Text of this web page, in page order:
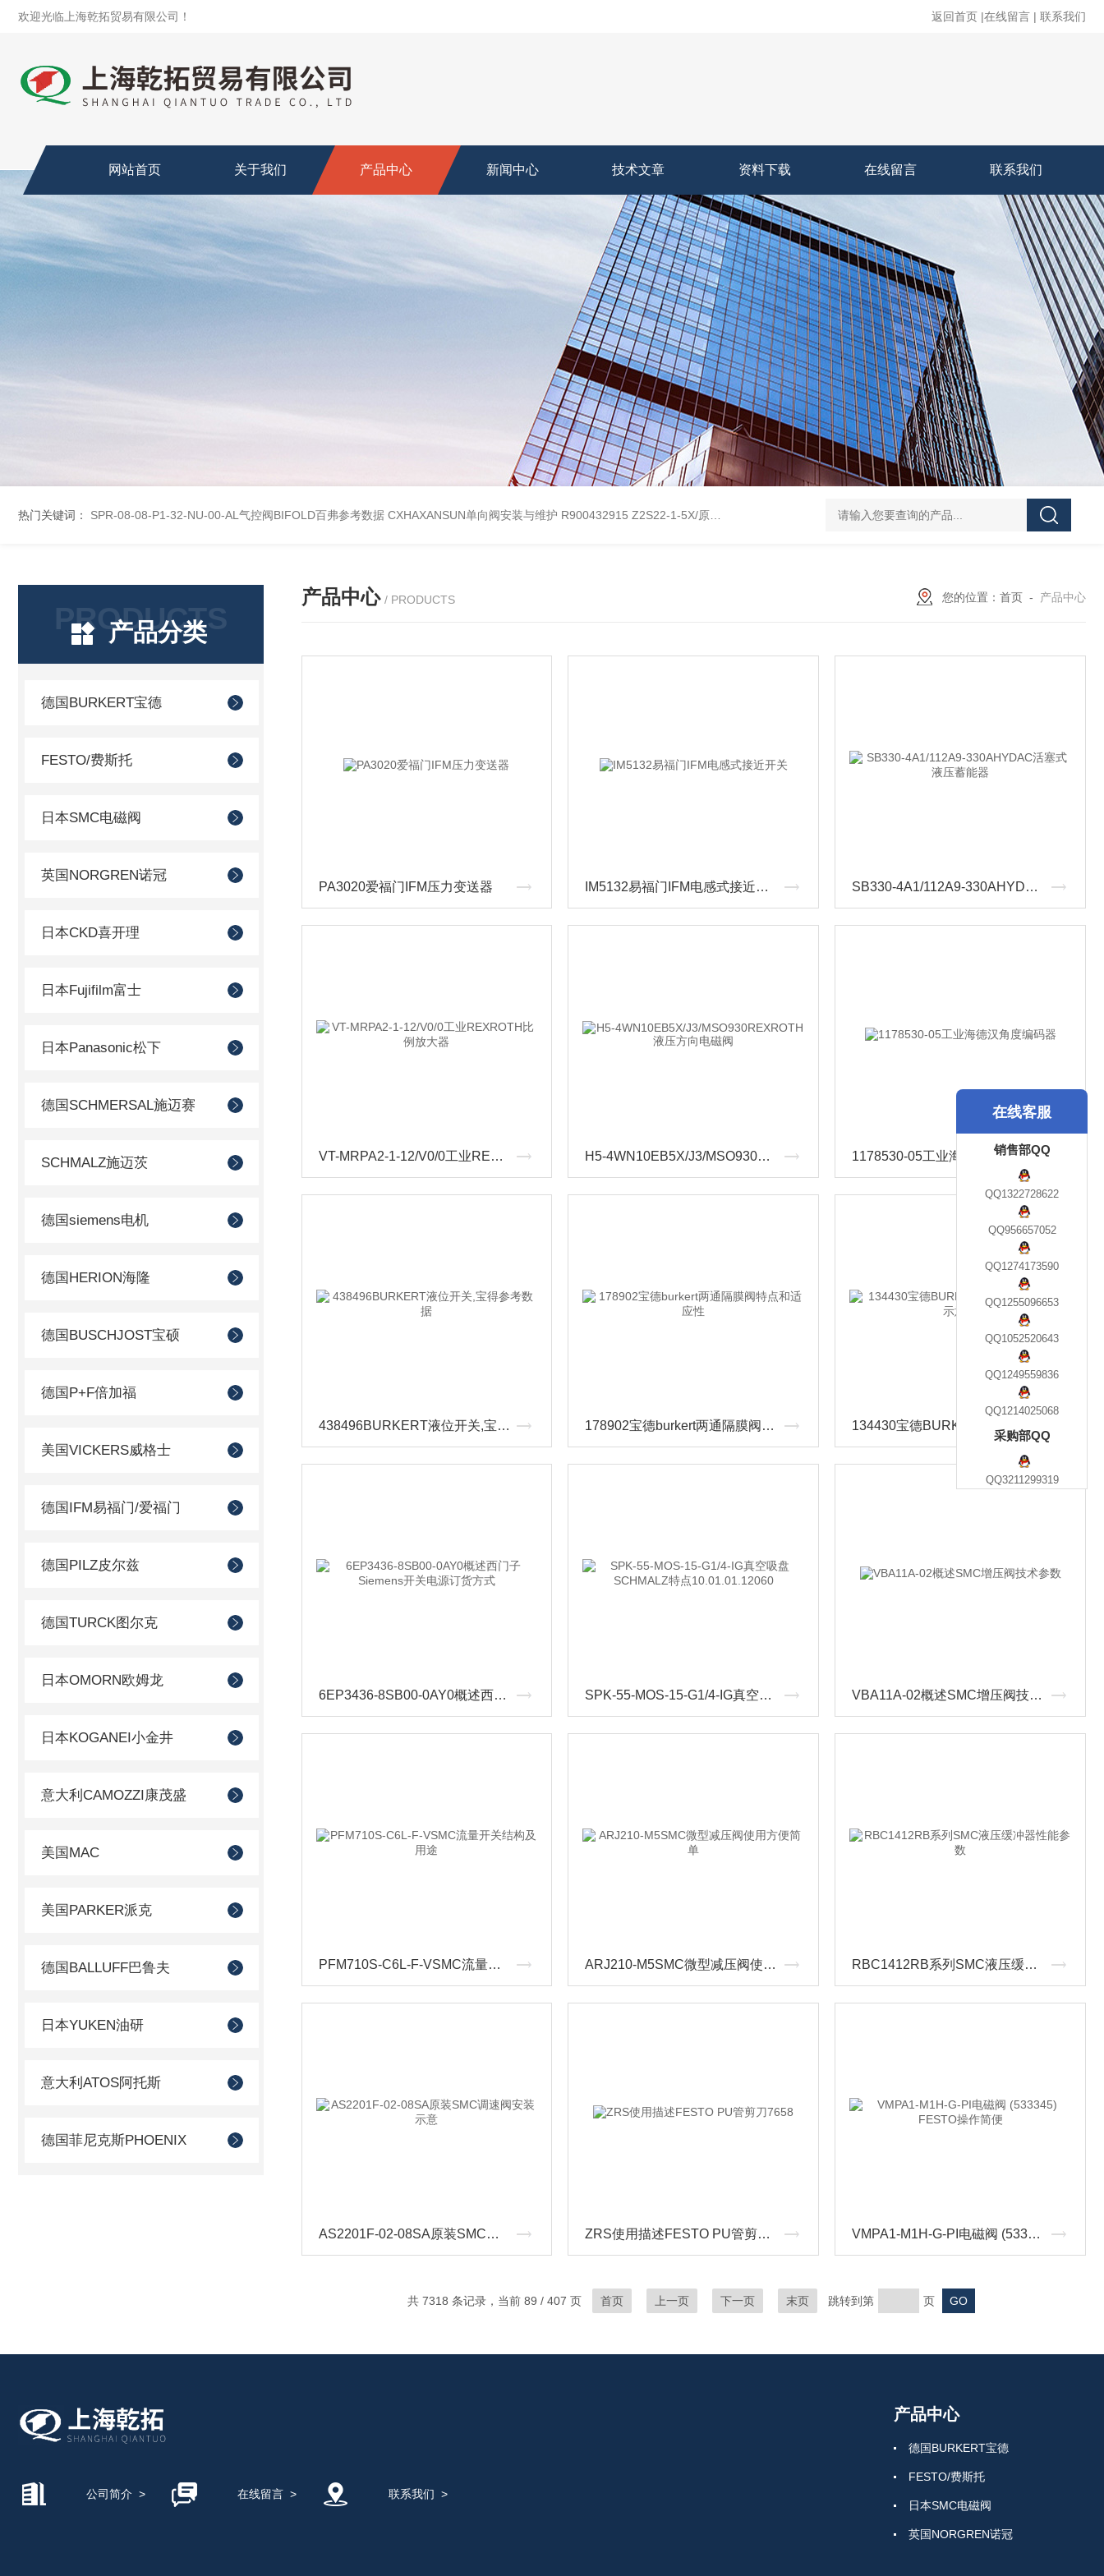
欢迎光临上海乾拓贸易有限公司！ 返回首页 |在线留言 | 联系我们
网站首页 关于我们 产品中心 新闻中心 技术文章 资料下载 在线留言 联系我们
热门关键词： SPR-08-08-P1-32-NU-00-AL气控阀BIFOLD百弗参考数据 CXHAXANSUN单向阀安装与维护 R900432915 Z2S22-1-5X/原装产品REXROTH叠加式单向阀 UPF1S-CL-12-B-W-20-EN424威格士
PRODUCTS
产品分类
德国BURKERT宝德
FESTO/费斯托
日本SMC电磁阀
英国NORGREN诺冠
日本CKD喜开理
日本Fujifilm富士
日本Panasonic松下
德国SCHMERSAL施迈赛
SCHMALZ施迈茨
德国siemens电机
德国HERION海隆
德国BUSCHJOST宝硕
德国P+F倍加福
美国VICKERS威格士
德国IFM易福门/爱福门
德国PILZ皮尔兹
德国TURCK图尔克
日本OMORN欧姆龙
日本KOGANEI小金井
意大利CAMOZZI康茂盛
美国MAC
美国PARKER派克
德国BALLUFF巴鲁夫
日本YUKEN油研
意大利ATOS阿托斯
德国菲尼克斯PHOENIX
德珂斯TUNKERS
德国WAGO万可模块
产品中心 / PRODUCTS 您的位置： 首页 - 产品中心
PA3020爱福门IFM压力变送器 IM5132易福门IFM电感式接近开关 SB330-4A1/112A9-330AHYDAC活塞式液压蓄能器
VT-MRPA2-1-12/V0/0工业REXROTH比例放大器 H5-4WN10EB5X/J3/MSO930REXROTH液压方向电磁阀 1178530-05工业海德汉角度编码器
438496BURKERT液位开关,宝得参考数据 178902宝德burkert两通隔膜阀特点和适应性
6EP3436-8SB00-0AY0概述西门子Siemens开关电源订货方式 SPK-55-MOS-15-G1/4-IG真空吸盘SCHMALZ特点10.01.01.12060 VBA11A-02概述SMC增压阀技术参数
PFM710S-C6L-F-VSMC流量开关结构及用途 ARJ210-M5SMC微型减压阀使用方便简单 RBC1412RB系列SMC液压缓冲器性能参数
AS2201F-02-08SA原装SMC调速阀安装示意 ZRS使用描述FESTO PU管剪刀7658 VMPA1-M1H-G-PI电磁阀 (533345) FESTO操作简便
共 7318 条记录，当前 89 / 407 页 首页 上一页 下一页 末页 跳转到第 页
公司简介 > 在线留言 > 联系我们 >
产品中心
德国BURKERT宝德
FESTO/费斯托
日本SMC电磁阀
英国NORGREN诺冠
在线客服
销售部QQ
QQ1322728622
QQ956657052
QQ1274173590
QQ1255096653
QQ1052520643
QQ1249559836
QQ1214025068
采购部QQ
QQ3211299319